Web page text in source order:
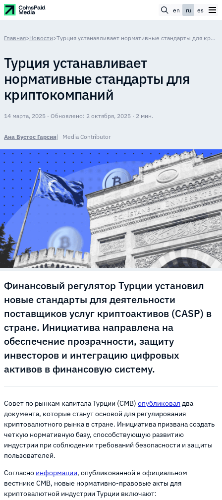
en ru es
Главная>Новости> Турция устанавливает нормативные стандарты для криптокомпаний
Турция устанавливает
нормативные стандарты для
криптокомпаний
14 марта, 2025 · Обновлено: 2 октября, 2025 · 2 мин.
Ана Бустос Гарсия Media Contributor
Финансовый регулятор Турции установил
новые стандарты для деятельности
поставщиков услуг криптоактивов (CASP) в
стране. Инициатива направлена на
обеспечение прозрачности, защиту
инвесторов и интеграцию цифровых
активов в финансовую систему.
Совет по рынкам капитала Турции (CMB) опубликовал два
документа, которые станут основой для регулирования
криптовалютного рынка в стране. Инициатива призвана создать
четкую нормативную базу, способствующую развитию
индустрии при соблюдении требований безопасности и защиты
пользователей.
Согласно информации, опубликованной в официальном
вестнике CMB, новые нормативно-правовые акты для
криптовалютной индустрии Турции включают: